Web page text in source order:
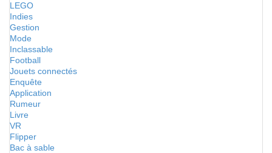
LEGO
Indies
Gestion
Mode
Inclassable
Football
Jouets connectés
Enquête
Application
Rumeur
Livre
VR
Flipper
Bac à sable